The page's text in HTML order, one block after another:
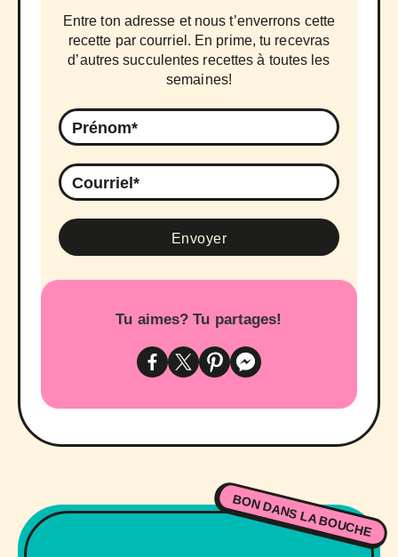
Entre ton adresse et nous t’enverrons cette
recette par courriel. En prime, tu recevras
d’autres succulentes recettes à toutes les
semaines!
Tu aimes? Tu partages!
BON DANS LA BOUCHE